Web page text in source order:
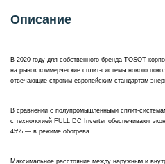
Описание
В 2020 году для собственного бренда TOSOT
на рынок коммерческие сплит-системы нового
отвечающие строгим европейским стандартам
В сравнении с полупромышленными сплит-
с технологией FULL DC Inverter обеспечивают
45% — в режиме обогрева.
Максимальное расстояние между наружным и